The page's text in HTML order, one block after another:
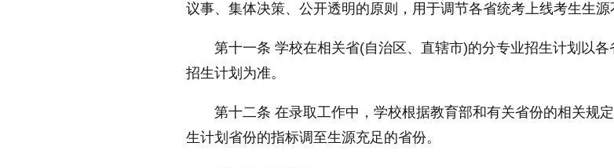
议事、集体决策、公开透明的原则，用于调节各省统考上线考生生源
第十一条 学校在相关省(自治区、直辖市)的分专业招生计划以各
招生计划为准。
第十二条 在录取工作中，学校根据教育部和有关省份的相关规
生计划省份的指标调至生源充足的省份。